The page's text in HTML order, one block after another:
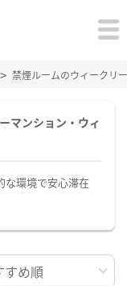
禁煙ルームのウィークリ
マンション・ウィ
な環境で安心滞在